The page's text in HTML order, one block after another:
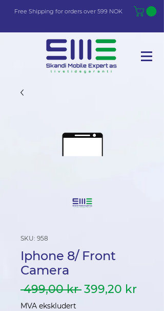
Free Shipping for orders over 599 NOK
SKU: 958
Iphone 8/ Front
Camera
499,00 kr Vanlig
399,20 kr
MVA ekskludert